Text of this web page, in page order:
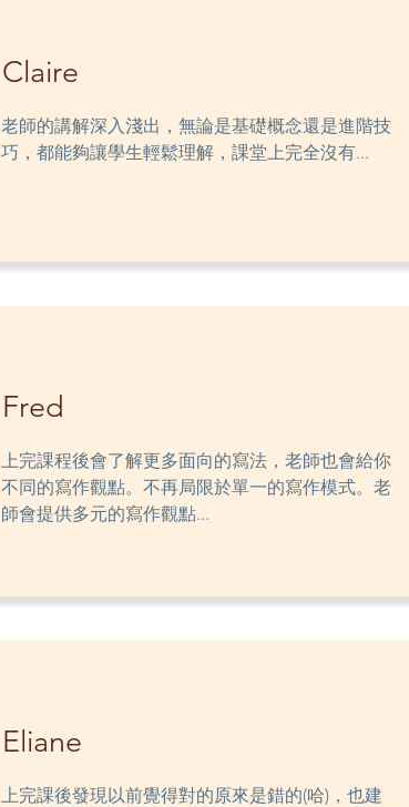
Claire
老師的講解深入淺出，無論是基礎概念還是進階技
巧，都能夠讓學生輕鬆理解，課堂上完全沒有...
Fred
上完課程後會了解更多面向的寫法，老師也會給你
不同的寫作觀點。不再局限於單一的寫作模式。老
師會提供多元的寫作觀點...
Eliane
上完課後發現以前覺得對的原來是錯的(哈)，也建